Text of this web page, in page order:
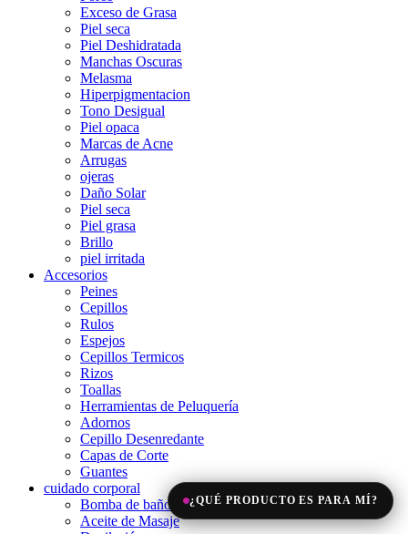
Exceso de Grasa
Piel seca
Piel Deshidratada
Manchas Oscuras
Melasma
Hiperpigmentacion
Tono Desigual
Piel opaca
Marcas de Acne
Arrugas
ojeras
Daño Solar
Piel seca
Piel grasa
Brillo
piel irritada
Accesorios
Peines
Cepillos
Rulos
Espejos
Cepillos Termicos
Rizos
Toallas
Herramientas de Peluquería
Adornos
Cepillo Desenredante
Capas de Corte
Guantes
cuidado corporal
Bomba de baño
Aceite de Masaje
¿QUÉ PRODUCTO ES PARA MÍ?